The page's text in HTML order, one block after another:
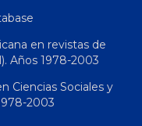
en revistas de
Años 1978-2003
Ciencias Sociales y
2003